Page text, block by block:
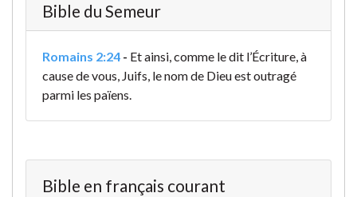
Bible du Semeur
Romains 2:24 - Et ainsi, comme le dit l’Écriture, à
cause de vous, Juifs, le nom de Dieu est outragé
parmi les païens.
Bible en français courant